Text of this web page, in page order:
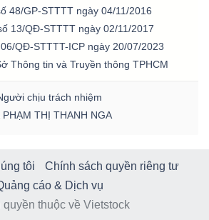
48/GP-STTTT ngày 04/11/2016
13/QĐ-STTTT ngày 02/11/2017
QĐ-STTTT-ICP ngày 20/07/2023
Thông tin và Truyền thông TPHCM
chịu trách nhiệm
PHẠM THỊ THANH NGA
tôi
Chính sách quyền riêng tư
cáo & Dịch vụ
thuộc về Vietstock